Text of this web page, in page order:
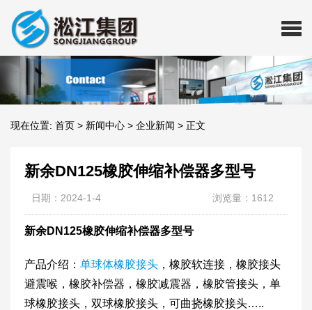
现在位置: 首页 > 新闻中心 > 企业新闻 > 正文
新余DN125橡胶伸缩补偿器多型号
日期：2024-1-4 浏览量：1612
新余DN125橡胶伸缩补偿器多型号
产品介绍： 单球体橡胶接头 ，橡胶软连接，橡胶接头
避震喉，橡胶补偿器，橡胶减震器，橡胶管接头，单
球橡胶接头，双球橡胶接头，可曲挠橡胶接头…..